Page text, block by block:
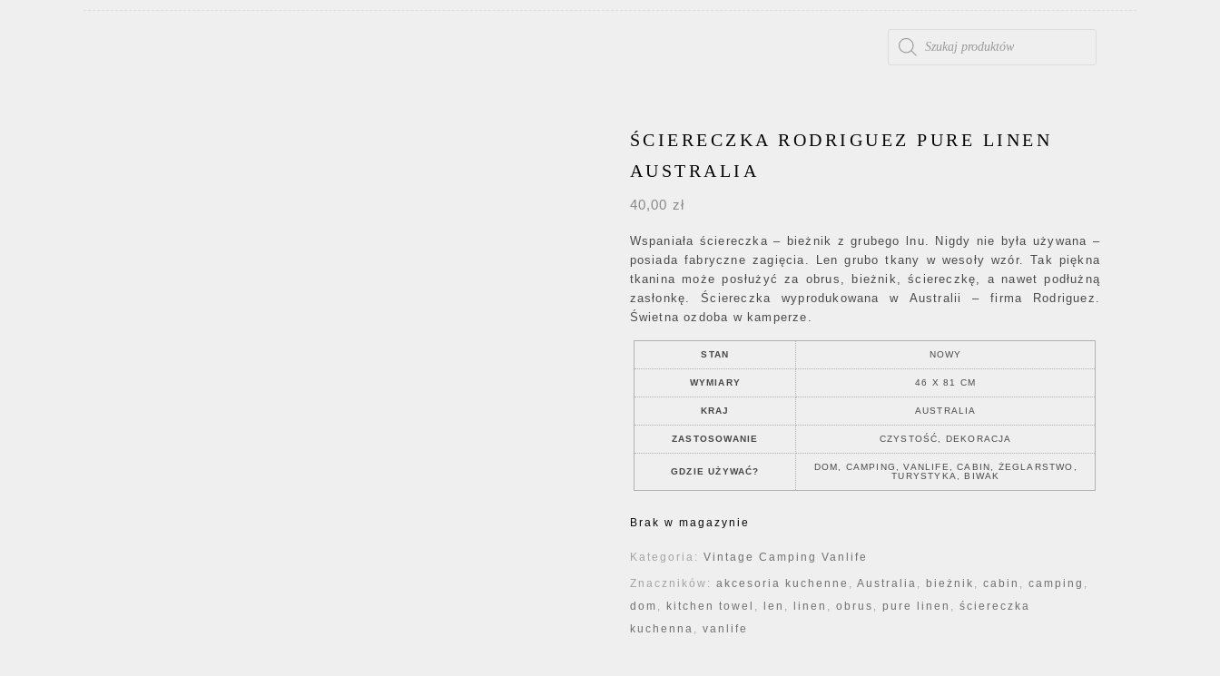
ŚCIERECZKA RODRIGUEZ PURE LINEN
AUSTRALIA
40,00 zł
Wspaniała ściereczka – bieżnik z grubego lnu. Nigdy nie była używana –
posiada fabryczne zagięcia. Len grubo tkany w wesoły wzór. Tak piękna
tkanina może posłużyć za obrus, bieżnik, ściereczkę, a nawet podłużną
zasłonkę. Ściereczka wyprodukowana w Australii – firma Rodriguez.
Świetna ozdoba w kamperze.
STAN NOWY
WYMIARY 46 X 81 CM
KRAJ AUSTRALIA
ZASTOSOWANIE CZYSTOŚĆ, DEKORACJA
GDZIE UŻYWAĆ?
DOM, CAMPING, VANLIFE, CABIN, ŻEGLARSTWO,
TURYSTYKA, BIWAK
Brak w magazynie
Kategoria: Vintage Camping Vanlife
Znaczników: akcesoria kuchenne , Australia , bieżnik , cabin , camping ,
dom , kitchen towel , len , linen , obrus , pure linen , ściereczka
kuchenna , vanlife